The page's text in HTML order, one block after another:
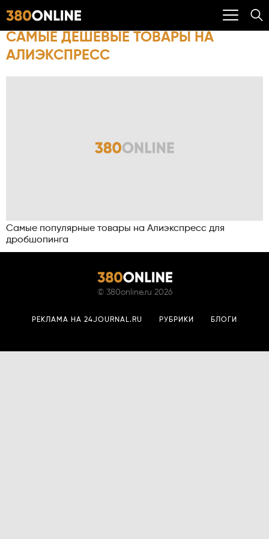
САМЫЕ ДЕШЕВЫЕ ТОВАРЫ НА
АЛИЭКСПРЕСС
Самые популярные товары на Алиэкспресс для
дробшопинга
© 380online.ru 2026
РЕКЛАМА НА 24JOURNAL.RU РУБРИКИ БЛОГИ